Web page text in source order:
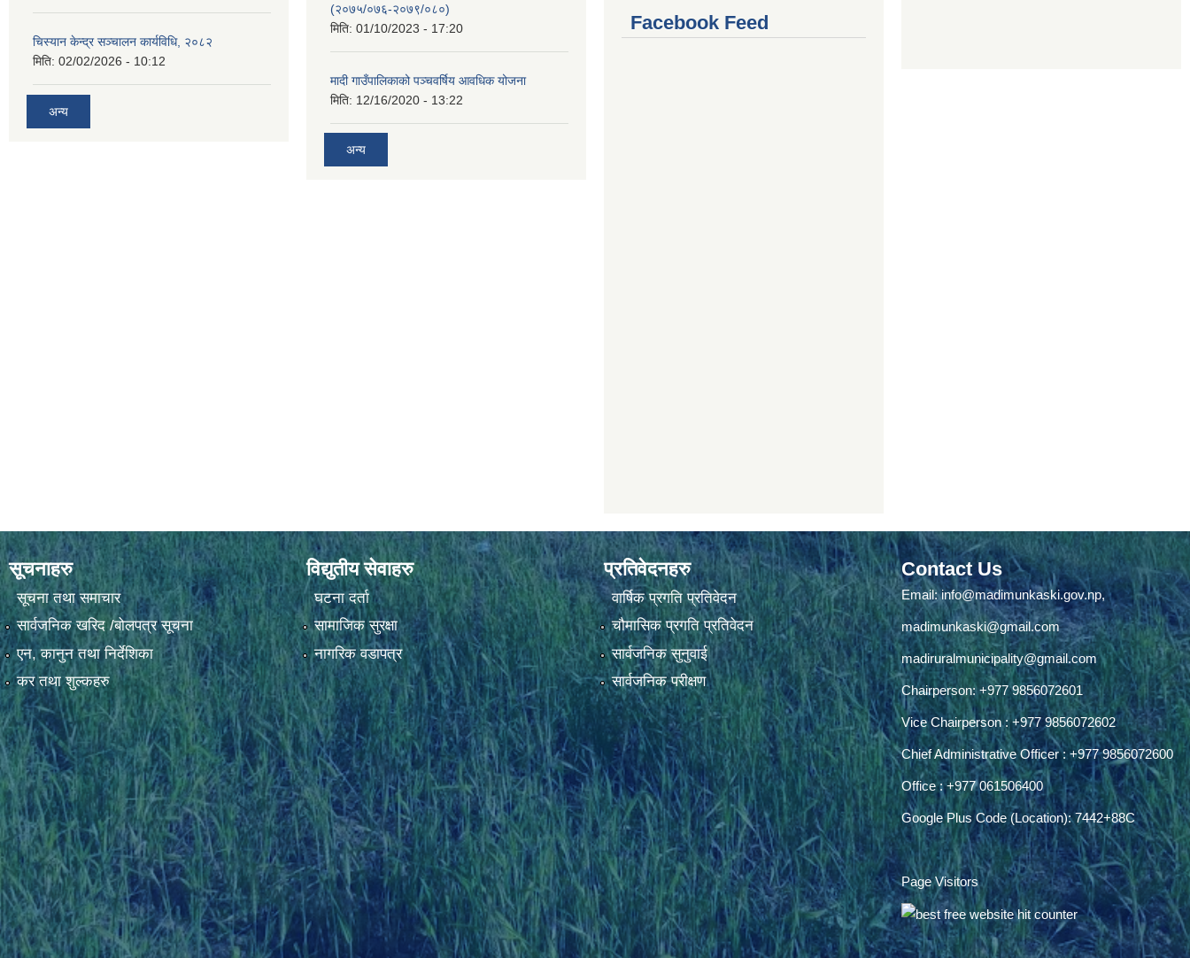
चिस्यान केन्द्र सञ्‍चालन कार्यविधि, २०८२
मिति: 02/02/2026 - 10:12
अन्य
(२०७५/०७६-२०७९/०८०)
मिति: 01/10/2023 - 17:20
मादी गाउँपालिकाको पञ्चवर्षिय आवधिक योजना
मिति: 12/16/2020 - 13:22
अन्य
Facebook Feed
सूचनाहरु
सूचना तथा समाचार
सार्वजनिक खरिद /बोलपत्र सूचना
एन, कानुन तथा निर्देशिका
कर तथा शुल्कहरु
विद्युतीय सेवाहरु
घटना दर्ता
सामाजिक सुरक्षा
नागरिक वडापत्र
प्रतिवेदनहरु
वार्षिक प्रगति प्रतिवेदन
चौमासिक प्रगति प्रतिवेदन
सार्वजनिक सुनुवाई
सार्वजनिक परीक्षण
Contact Us
Email:info@madimunkaski.gov.np,
madimunkaski@gmail.com
madiruralmunicipality@gmail.com
Chairperson: +977 9856072601
Vice Chairperson : +977 9856072602
Chief Administrative Officer : +977 9856072600
Office : +977 061506400
Google Plus Code (Location): 7442+88C
Page Visitors